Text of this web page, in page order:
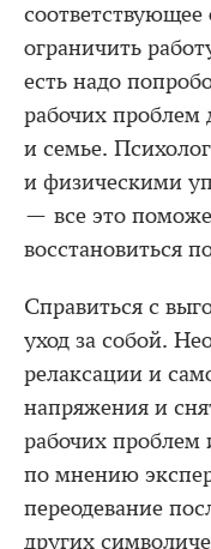
ограничить
есть надо
рабочих проблем
и семье.
и физическими
— все это
восстановиться
Справиться с
уход за собой.
релаксации и
напряжения и
рабочих проблем
по мнению
переодевание
других